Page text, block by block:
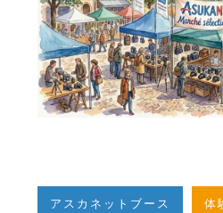
アスカネットブース 体